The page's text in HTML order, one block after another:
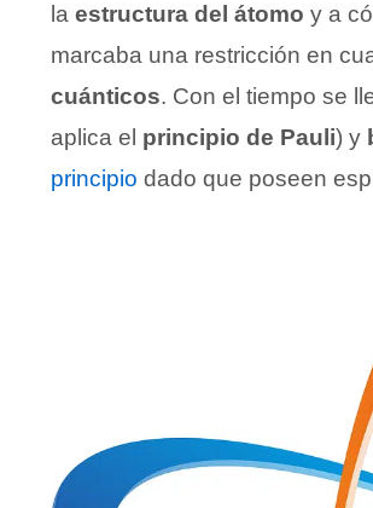
la estructura del átomo y a
marcaba una restricción en
cuánticos. Con el tiempo se
aplica el principio de Pauli) y
principio dado que poseen